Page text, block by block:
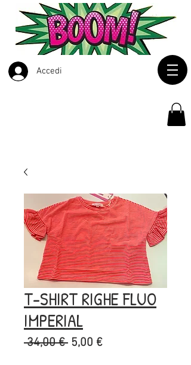
Accedi
T-SHIRT RIGHE FLUO
IMPERIAL
34,00 € Prezzo
5,00 €Prezzo